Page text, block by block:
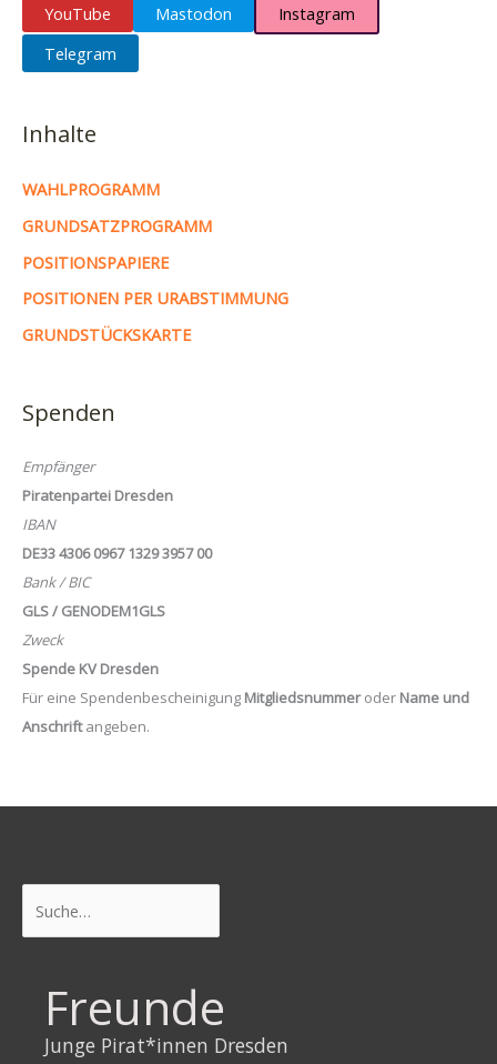
YouTube
Mastodon
Instagram
Telegram
Inhalte
WAHLPROGRAMM
GRUNDSATZPROGRAMM
POSITIONSPAPIERE
POSITIONEN PER URABSTIMMUNG
GRUNDSTÜCKSKARTE
Spenden
Empfänger
Piratenpartei Dresden
IBAN
DE33 4306 0967 1329 3957 00
Bank / BIC
GLS / GENODEM1GLS
Zweck
Spende KV Dresden
Für eine Spendenbescheinigung Mitgliedsnummeroder Name und
Anschriftangeben.
Freunde
Junge Pirat*innen Dresden